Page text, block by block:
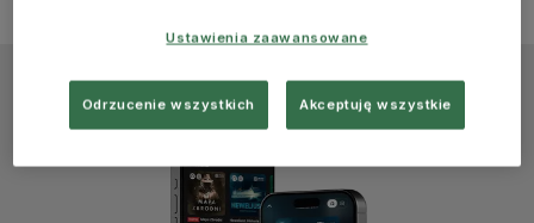
Ustawienia zaawansowane
Odrzucenie wszystkich Akceptuję wszystkie